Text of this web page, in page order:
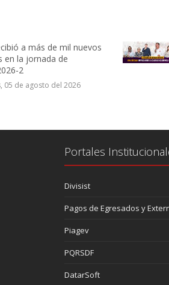
a más de mil nuevos
en la jornada de
2
05 de agosto del 2026
Portales
Divisist
Pagos de Egresados y
Piagev
PQRSDF
DatarSoft